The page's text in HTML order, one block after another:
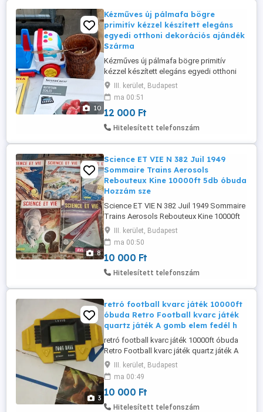
10
Kézműves új pálmafa bögre
primitív kézzel készített elegáns
egyedi otthoni dekorációs ajándék
Szárma
Kézműves új pálmafa bögre primitív
kézzel készített elegáns egyedi otthoni
dekorációs ajándék Származási ország
Srí Lanka ára 12000ft óbuda személyes
átvétel óbudán lakcimemen posta
kizárolag előre fizetés után mpl
csomagautomatába + 3000ft 36 50 104
III. kerület, Budapest
ma 00:51
12 000 Ft
Hitelesített telefonszám
8
Science ET VIE N 382 Juil 1949
Sommaire Trains Aerosols
Rebouteux Kine 10000ft 5db óbuda
Hozzám sze
Science ET VIE N 382 Juil 1949 Sommaire
Trains Aerosols Rebouteux Kine 10000ft
5db óbuda Hozzám személyesen is
jöhetsz, vásárlás előtt megnézheted, akár
ki is próbálhatod a termékeket! személyes
átvétel óbudán lakcimemen posta
kizárolag előre fizetés után mpl
III. kerület, Budapest
ma 00:50
10 000 Ft
Hitelesített telefonszám
3
retró football kvarc játék 10000ft
óbuda Retro Football kvarc játék
quartz játék A gomb elem fedél h
retró football kvarc játék 10000ft óbuda
Retro Football kvarc játék quartz játék A
gomb elem fedél hiányzik müködik igy is
igy az ára 10000ft posta kizárolag előre
fizetés után 36 50 104 8272 Levi's márkájú,
sárga színű retró kvarcjáték.A játék
tematikája Football (foci), amely a 80-as
III. kerület, Budapest
ma 00:49
10 000 Ft
Hitelesített telefonszám